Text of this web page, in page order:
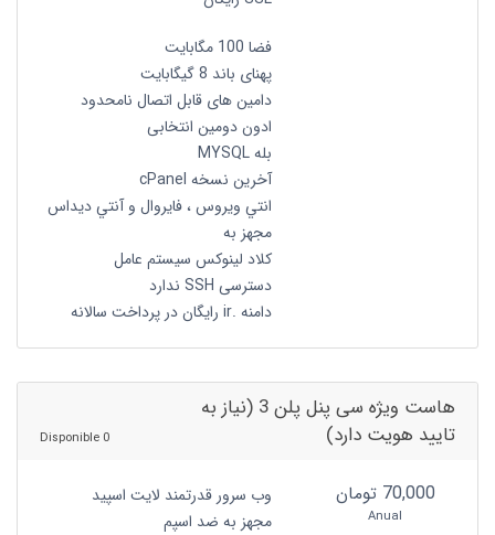
فضا 100 مگابایت
پهنای باند 8 گیگابایت
دامین های قابل اتصال نامحدود
ادون دومین انتخابی
بله MYSQL
آخرین نسخه cPanel
انتي ويروس ، فايروال و آنتي ديداس
مجهز به
کلاد لینوکس سیستم عامل
دسترسی SSH ندارد
دامنه .ir رایگان در پرداخت سالانه
هاست ویژه سی پنل پلن 3 (نیاز به
تایید هویت دارد)
0 Disponible
وب سرور قدرتمند لایت اسپید
مجهز به ضد اسپم
70,000 تومان
Anual